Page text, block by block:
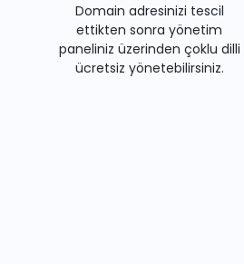
Domain adresinizi tescil
ettikten sonra yönetim
paneliniz üzerinden çoklu dilli
ücretsiz yönetebilirsiniz.